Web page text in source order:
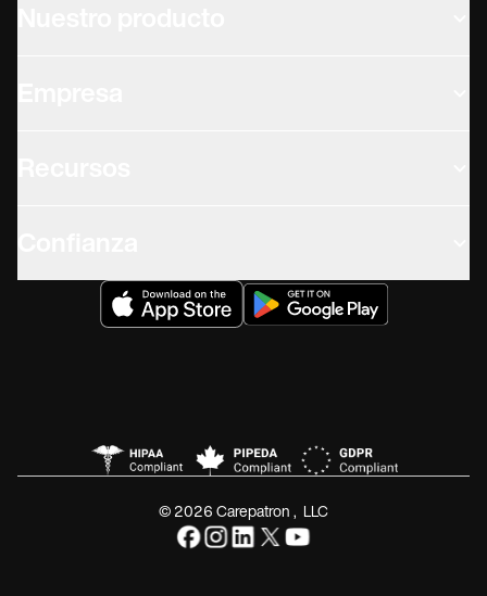
© 2026 Carepatron, LLC